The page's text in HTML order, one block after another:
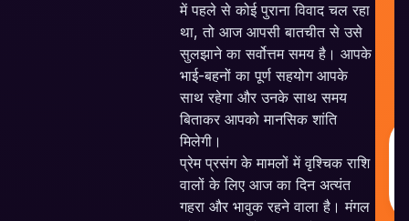
में पहले से कोई पुराना विवाद चल रहा
था, तो आज आपसी बातचीत से उसे
सुलझाने का सर्वोत्तम समय है। आपके
भाई-बहनों का पूर्ण सहयोग आपके
साथ रहेगा और उनके साथ समय
बिताकर आपको मानसिक शांति
मिलेगी।
प्रेम प्रसंग के मामलों में वृश्चिक राशि
वालों के लिए आज का दिन अत्यंत
गहरा और भावुक रहने वाला है। मंगल